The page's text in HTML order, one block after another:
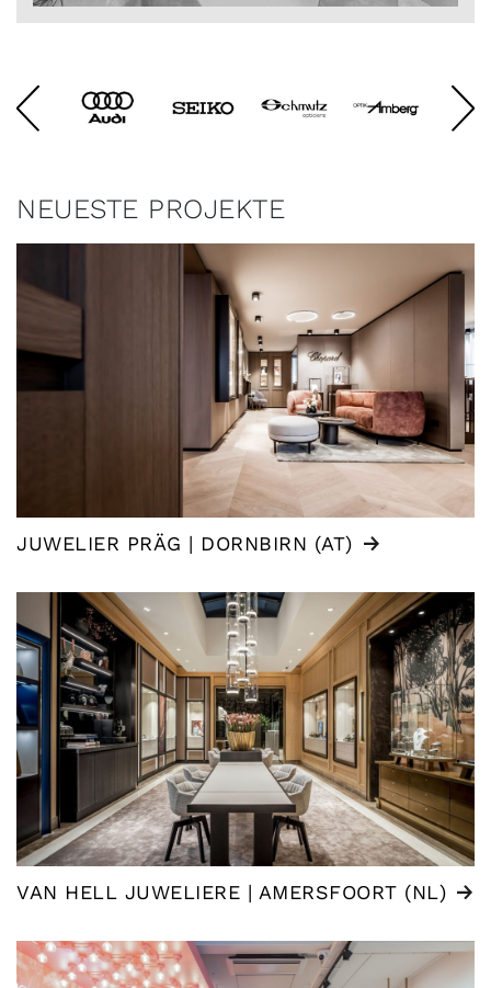
NEUESTE PROJEKTE
JUWELIER PRÄG | DORNBIRN (AT)
VAN HELL JUWELIERE | AMERSFOORT (NL)